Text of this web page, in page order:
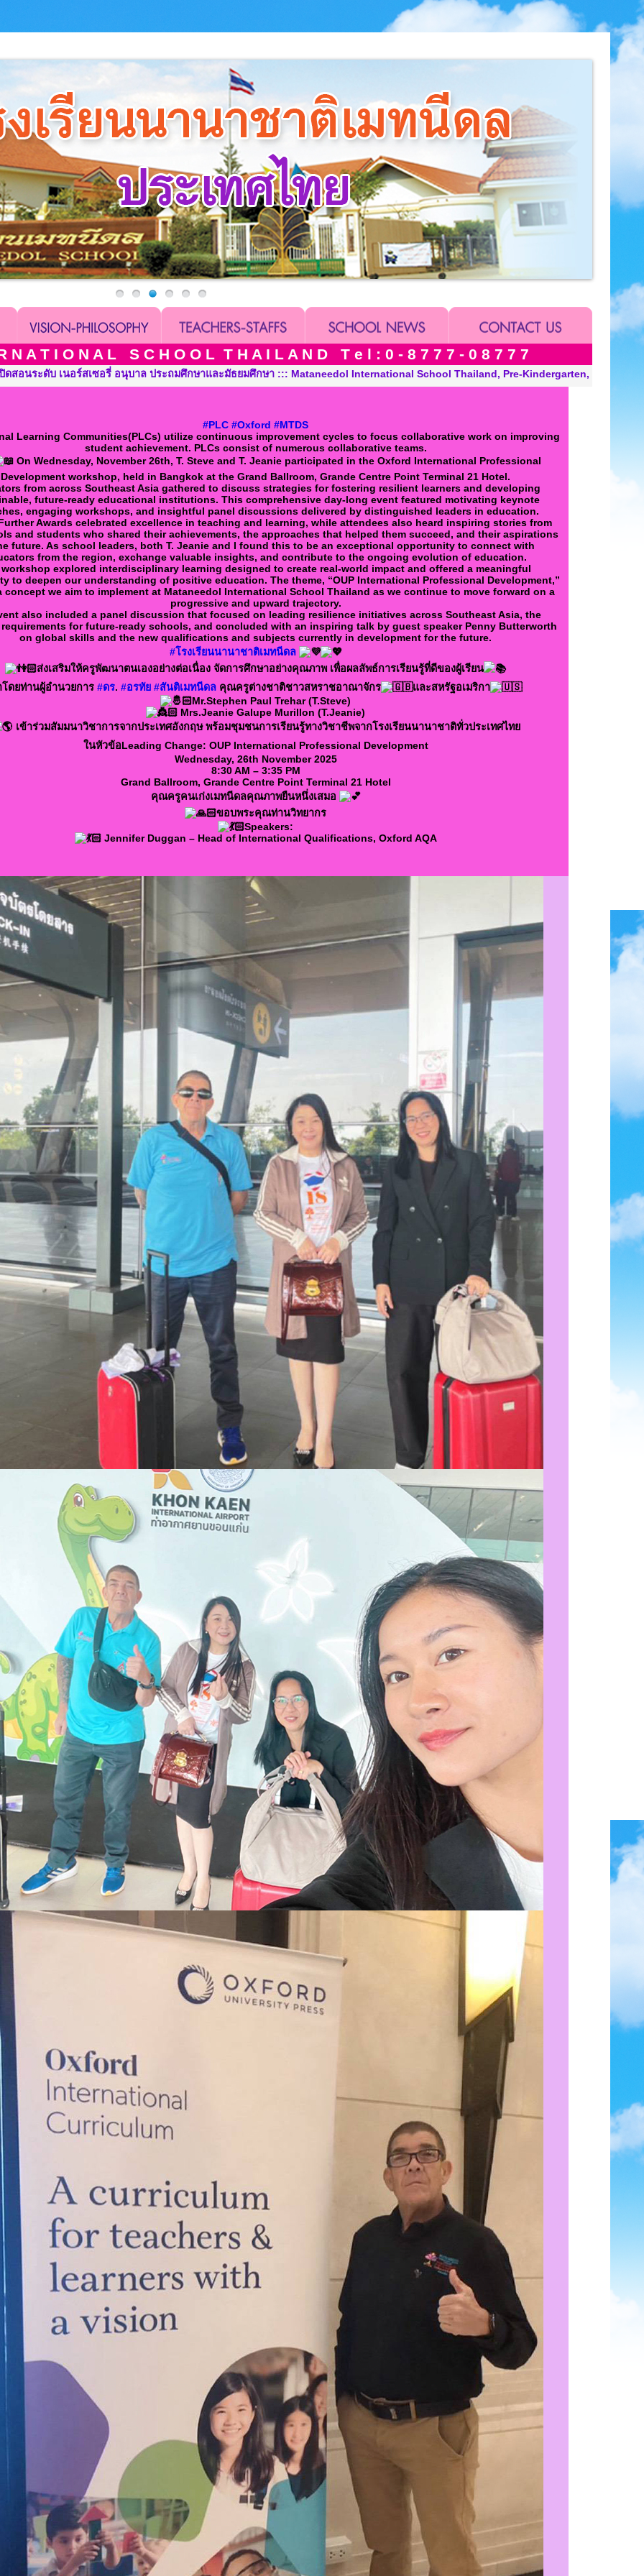
N A T I O N A L S C H O O L T H A I L A N D T e l : 0 - 8 7 7 7 - 0 8 7 7 7
ศึกษาและมัธยมศึกษา ::: Mataneedol International School Thailand, Pre-Kindergarten, Kindergarten and Grade in Khon Kaen
#PLC #Oxford #MTDS
Learning Communities(PLCs) utilize continuous improvement cycles to focus collaborative work on improving
student achievement. PLCs consist of numerous collaborative teams.
On Wednesday, November 26th, T. Steve and T. Jeanie participated in the Oxford International Professional
Development workshop, held in Bangkok at the Grand Ballroom, Grande Centre Point Terminal 21 Hotel.
from across Southeast Asia gathered to discuss strategies for fostering resilient learners and developing
future-ready educational institutions. This comprehensive day-long event featured motivating keynote
engaging workshops, and insightful panel discussions delivered by distinguished leaders in education.
Awards celebrated excellence in teaching and learning, while attendees also heard inspiring stories from
and students who shared their achievements, the approaches that helped them succeed, and their aspirations
future. As school leaders, both T. Jeanie and I found this to be an exceptional opportunity to connect with
from the region, exchange valuable insights, and contribute to the ongoing evolution of education.
workshop explored interdisciplinary learning designed to create real-world impact and offered a meaningful
to deepen our understanding of positive education. The theme, “OUP International Professional Development,”
concept we aim to implement at Mataneedol International School Thailand as we continue to move forward on a
progressive and upward trajectory.
also included a panel discussion that focused on leading resilience initiatives across Southeast Asia, the
for future-ready schools, and concluded with an inspiring talk by guest speaker Penny Butterworth
on global skills and the new qualifications and subjects currently in development for the future.
#โรงเรียนนานาชาติเมทนีดล
ส่งเสริมให้ครูพัฒนาตนเองอย่างต่อเนื่อง จัดการศึกษาอย่างคุณภาพ เพื่อผลลัพธ์การเรียนรู้ที่ดีของผู้เรียน
ดยท่านผู้อำนวยการ #ดร. #อรทัย #สันติเมทนีดล คุณครูต่างชาติชาวสหราชอาณาจักร
และสหรัฐอเมริกา
Mr.Stephen Paul Trehar (T.Steve)
Mrs.Jeanie Galupe Murillon (T.Jeanie)
เข้าร่วมสัมมนาวิชาการจากประเทศอังกฤษ พร้อมชุมชนการเรียนรู้ทางวิชาชีพจากโรงเรียนนานาชาติทั่วประเทศไทย
ในหัวข้อLeading Change: OUP International Professional Development
Wednesday, 26th November 2025
8:30 AM – 3:35 PM
Grand Ballroom, Grande Centre Point Terminal 21 Hotel
คุณครูคนเก่งเมทนีดลคุณภาพยืนหนึ่งเสมอ
ขอบพระคุณท่านวิทยากร
Speakers:
Jennifer Duggan – Head of International Qualifications, Oxford AQA